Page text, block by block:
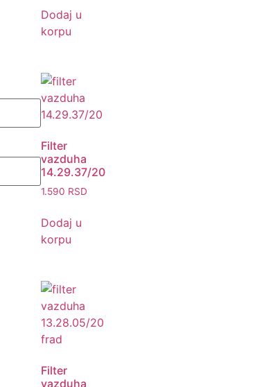
Dodaj u
korpu
Filter
vazduha
14.29.37/20
1.590 RSD
Dodaj u
korpu
Filter
vazduha